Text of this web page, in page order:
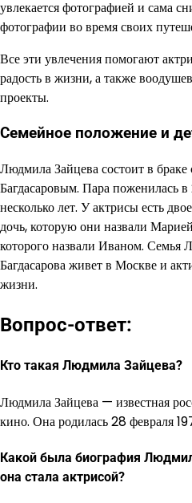
увлекается фотографией и сама
фотографии во время своих
Все эти увлечения помогают
радость в жизни, а также
проекты.
Семейное положение и
Людмила Зайцева состоит в
Багдасаровым. Пара поженилась
несколько лет. У актрисы есть
дочь, которую они назвали
которого назвали Иваном.
Багдасарова живет в Москве и
жизни.
Вопрос-ответ:
Кто такая Людмила Зайцева?
Людмила Зайцева — известная
кино. Она родилась 28 февраля
Какой была биография
она стала актрисой?